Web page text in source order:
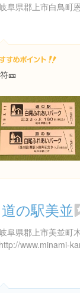
阜県郡上市白鳥町
🎫
道の駅美並
阜県郡上市美並町
http://www.minami-